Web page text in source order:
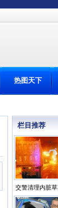
热图天下
栏目推荐
交警清理内脏
会道德受谴